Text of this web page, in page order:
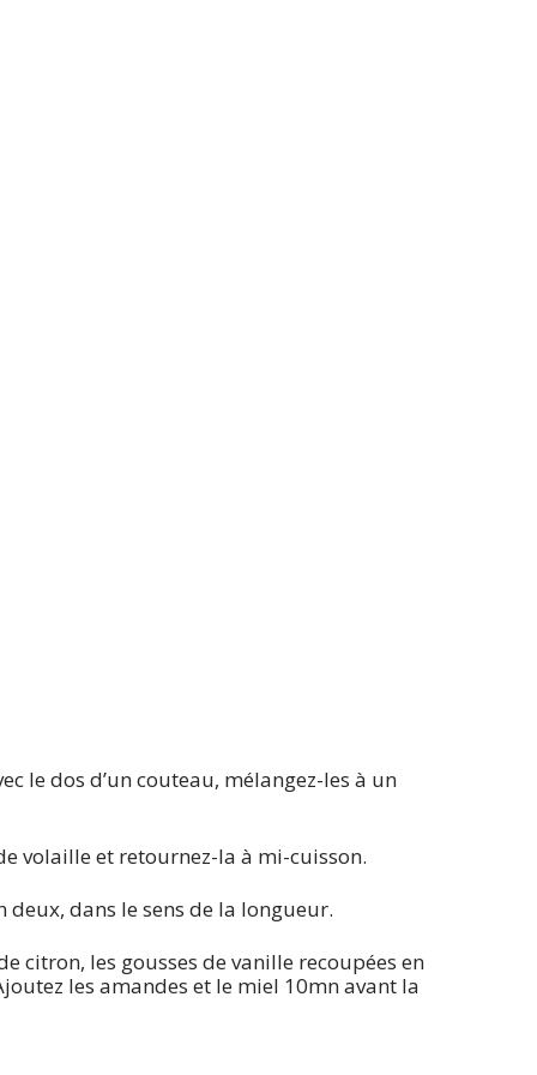
le dos d’un couteau, mélangez-les à un
volaille et retournez-la à mi-cuisson.
dans le sens de la longueur.
citron, les gousses de vanille recoupées en
les amandes et le miel 10mn avant la